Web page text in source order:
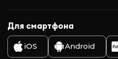
Для смартфона
iOS Android